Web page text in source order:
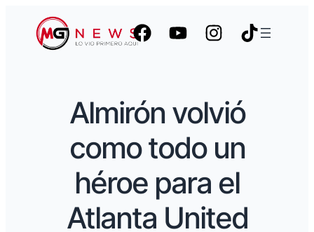
Almirón volvió
como todo un
héroe para el
Atlanta United